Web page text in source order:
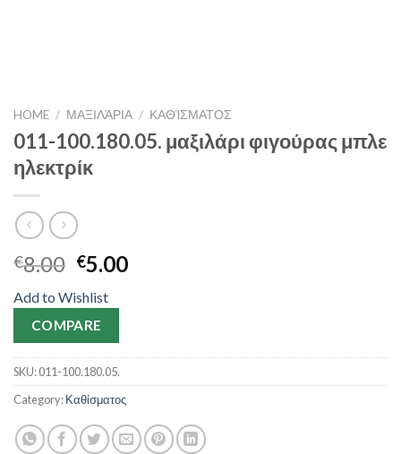
HOME / ΜΑΞΙΛΆΡΙΑ / ΚΑΘΊΣΜΑΤΟΣ
011-100.180.05. μαξιλάρι φιγούρας μπλε
ηλεκτρίκ
€8.00 €5.00
Add to Wishlist
COMPARE
SKU:011-100.180.05.
Category:Καθίσματος